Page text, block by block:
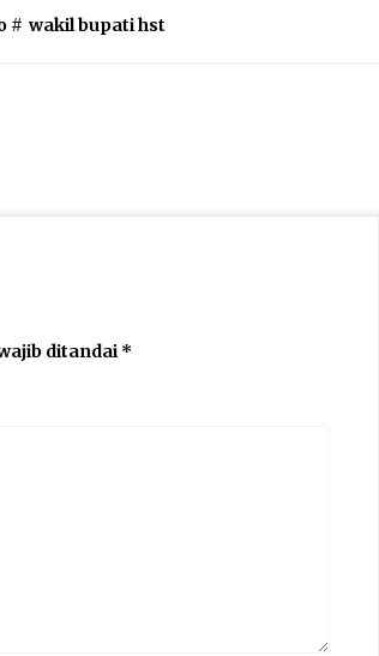
# wakil bupati hst
ditandai *